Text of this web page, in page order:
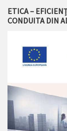
ETICA –
CONDUITA DIN